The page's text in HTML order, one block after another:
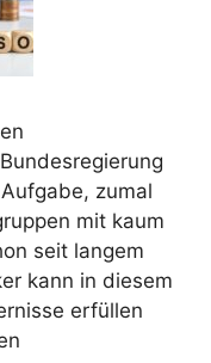
zumal
mit kaum
seit langem
kann in diesem
erfüllen